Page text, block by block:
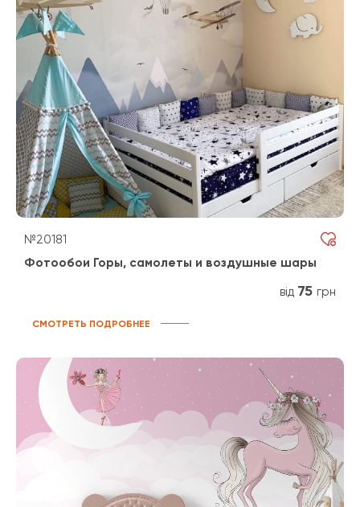
№20181
Фотообои Горы, самолеты и воздушные шары
від 75 грн
СМОТРЕТЬ ПОДРОБНЕЕ